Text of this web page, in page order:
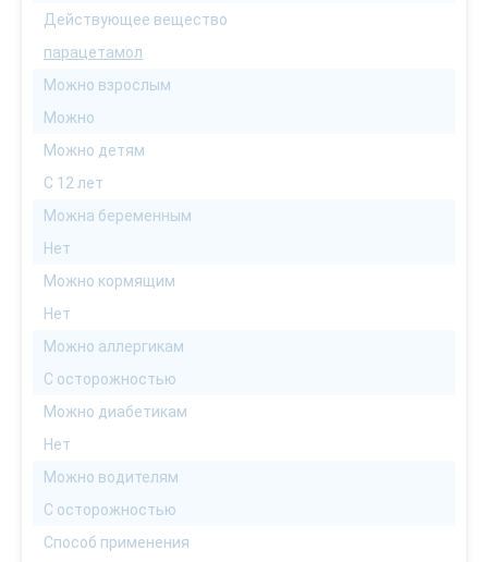
Действующее вещество
парацетамол
Можно взрослым
Можно
Можно детям
С 12 лет
Можна беременным
Нет
Можно кормящим
Нет
Можно аллергикам
С осторожностью
Можно диабетикам
Нет
Можно водителям
С осторожностью
Способ применения